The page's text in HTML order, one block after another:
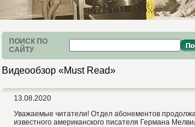
ПОИСК ПО
САЙТУ
Видеообзор «Must Read»
13.08.2020
Уважаемые читатели! Отдел абонементов
известного американского писателя Германа